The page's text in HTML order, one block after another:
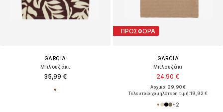
GARCIA
Μπλουζάκι
35,99 €
ΠΡΟΣΦΟΡΑ
GARCIA
Μπλουζάκι
24,90 €
Αρχικά: 29,90 €
Τελευταία χαμηλότερη τιμή:19,92 €
+2